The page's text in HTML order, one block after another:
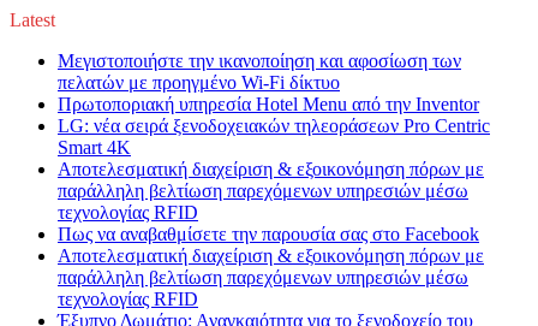
Latest
Μεγιστοποιήστε την ικανοποίηση και αφοσίωση των
πελατών με προηγμένο Wi-Fi δίκτυο
Πρωτοποριακή υπηρεσία Hotel Menu από την Inventor
LG: νέα σειρά ξενοδοχειακών τηλεοράσεων Pro Centric
Smart 4K
Αποτελεσματική διαχείριση & εξοικονόμηση πόρων με
παράλληλη βελτίωση παρεχόμενων υπηρεσιών μέσω
τεχνολογίας RFID
Πως να αναβαθμίσετε την παρουσία σας στο Facebook
Αποτελεσματική διαχείριση & εξοικονόμηση πόρων με
παράλληλη βελτίωση παρεχόμενων υπηρεσιών μέσω
τεχνολογίας RFID
Έξυπνο Δωμάτιο: Αναγκαιότητα για το ξενοδοχείο του